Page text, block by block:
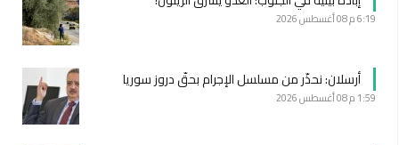
6:19 م 08 أغسطس 2026
أرسلان: نحذّر من مسلسل الإجرام بحقّ دروز سوريا
1:59 م 08 أغسطس 2026